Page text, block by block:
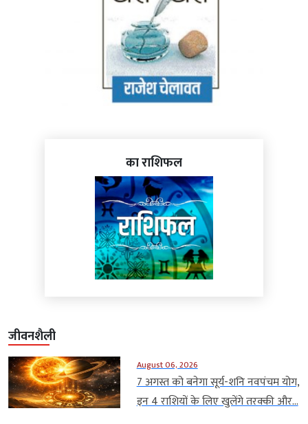
का राशिफल
जीवनशैली
August 06, 2026
7 अगस्त को बनेगा सूर्य-शनि नवपंचम योग,
इन 4 राशियों के लिए खुलेंगे तरक्की और...